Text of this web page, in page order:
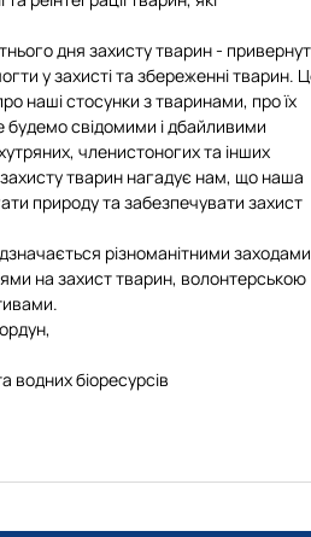
дня захисту тварин-
у захисті та збереженні тварин.
наші стосунки з тваринами, про їх
будемо свідомими і дбайливими
членистоногих та інших
тварин нагадує нам, що наша
природу та забезпечувати захист
різноманітними
на захист тварин, волонтерською
,
водних біоресурсів